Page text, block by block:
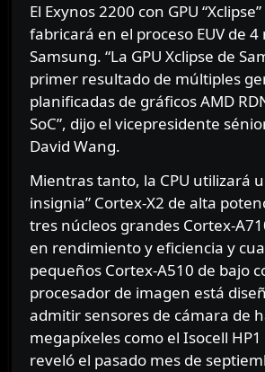
El Exynos 2200 con GPU
fabricará en el proceso EUV de
Samsung. “La GPU Xclipse de
primer resultado de múltiples
planificadas de gráficos AMD
SoC”, dijo el vicepresidente
David Wang.
Mientras tanto, la CPU utilizará
insignia” Cortex-X2 de alta
tres núcleos grandes Cortex-
en rendimiento y eficiencia y
pequeños Cortex-A510 de bajo
procesador de imagen está
admitir sensores de cámara de
megapíxeles como el Isocell
reveló el pasado mes de